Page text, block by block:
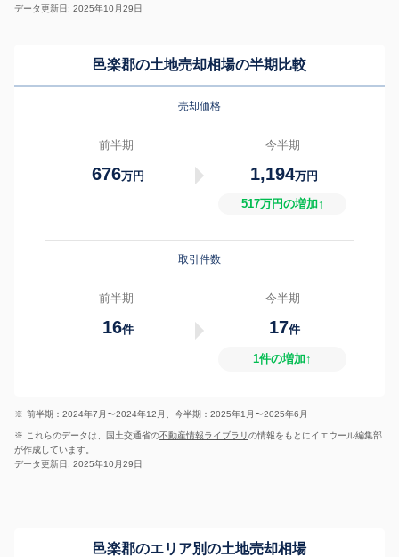
データ更新日: 2025年10月29日
邑楽郡の土地売却相場の半期比較
売却価格
前半期
676万円
今半期
1,194万円
517万円の増加↑
取引件数
前半期
16件
今半期
17件
1件の増加↑
※ 前半期：2024年7月〜2024年12月、今半期：2025年1月〜2025年6月
※ これらのデータは、国土交通省の不動産情報ライブラリの情報をもとにイエウール編集部
が作成しています。
データ更新日: 2025年10月29日
邑楽郡のエリア別の土地売却相場